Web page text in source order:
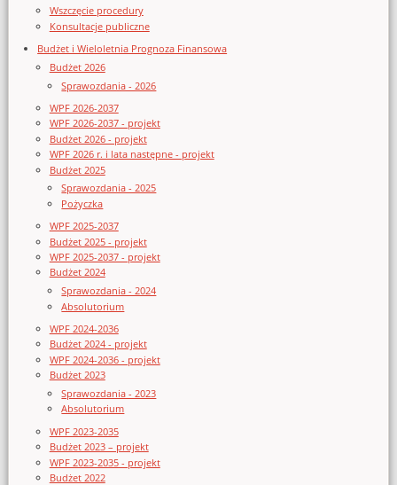
Wszczęcie procedury
Konsultacje publiczne
Budżet i Wieloletnia Prognoza Finansowa
Budżet 2026
Sprawozdania - 2026
WPF 2026-2037
WPF 2026-2037 - projekt
Budżet 2026 - projekt
WPF 2026 r. i lata następne - projekt
Budżet 2025
Sprawozdania - 2025
Pożyczka
WPF 2025-2037
Budżet 2025 - projekt
WPF 2025-2037 - projekt
Budżet 2024
Sprawozdania - 2024
Absolutorium
WPF 2024-2036
Budżet 2024 - projekt
WPF 2024-2036 - projekt
Budżet 2023
Sprawozdania - 2023
Absolutorium
WPF 2023-2035
Budżet 2023 – projekt
WPF 2023-2035 - projekt
Budżet 2022